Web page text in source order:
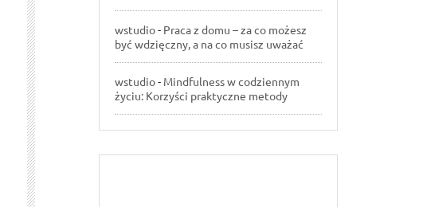
wstudio- Praca z domu – za co możesz
być wdzięczny, a na co musisz uważać
wstudio- Mindfulness w codziennym
życiu: Korzyści praktyczne metody